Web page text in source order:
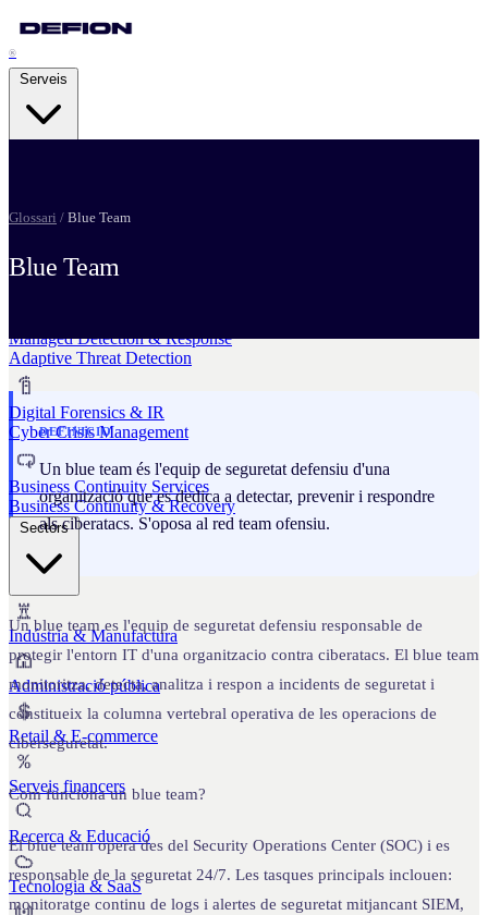
®
Strategic Resilience
Pentesting Services
Managed Detection & Response
Adaptive Threat Detection
Digital Forensics & IR
Cyber Crisis Management
Business Continuity Services
Business Continuity & Recovery
Sectors
Indústria & Manufactura
Administració pública
Retail & E-commerce
Serveis financers
Recerca & Educació
Tecnologia & SaaS
Glossari / Blue Team
Blue Team
DEFINICIO
Un blue team és l'equip de seguretat defensiu d'una
organització que es dedica a detectar, prevenir i respondre
als ciberatacs. S'oposa al red team ofensiu.
Un blue team es l'equip de seguretat defensiu responsable de
protegir l'entorn IT d'una organitzacio contra ciberatacs. El blue team
monitoritza, detecta, analitza i respon a incidents de seguretat i
constitueix la columna vertebral operativa de les operacions de
ciberseguretat.
Com funciona un blue team?
El blue team opera des del Security Operations Center (SOC) i es
responsable de la seguretat 24/7. Les tasques principals inclouen:
monitoratge continu de logs i alertes de seguretat mitjancant SIEM,